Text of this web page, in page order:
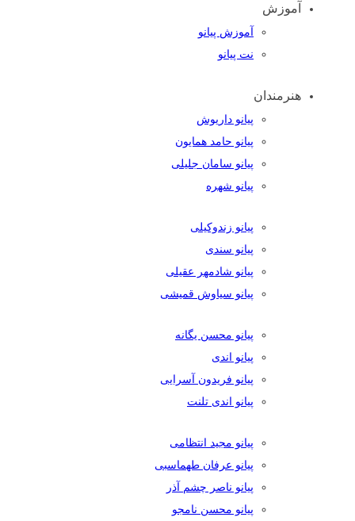
آموزش
آموزش پیانو
نت پیانو
هنرمندان
پیانو داریوش
پیانو حامد همایون
پیانو سامان جلیلی
پیانو شهره
پیانو زندوکیلی
پیانو سندی
پیانو شادمهر عقیلی
پیانو سیاوش قمیشی
پیانو محسن یگانه
پیانو اندی
پیانو فریدون آسرایی
پیانو اندی تلنت
پیانو مجید انتظامی
پیانو عرفان طهماسبی
پیانو ناصر چشم آذر
پیانو محسن نامجو